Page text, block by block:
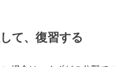
て、復習する